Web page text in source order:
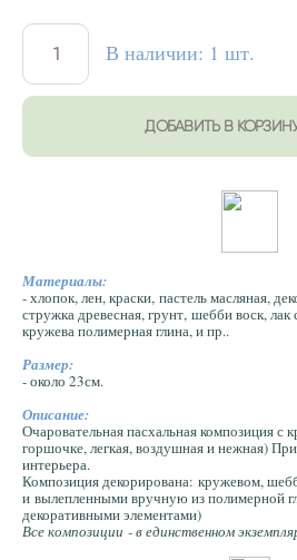
В наличии: 1 шт.
ДОБАВИТЬ В
Материалы:
- хлопок, лен, краски, пастель масляная,
стружка древесная, грунт, шебби воск,
кружева полимерная глина, и пр..
Размер:
- около 23см.
Описание:
Очаровательная пасхальная композиция с
горшочке, легкая, воздушная и нежная)
интерьера.
Композиция декорирована: кружевом,
и вылепленными вручную из полимерной
декоративными элементами)
Все композиции - в единственном